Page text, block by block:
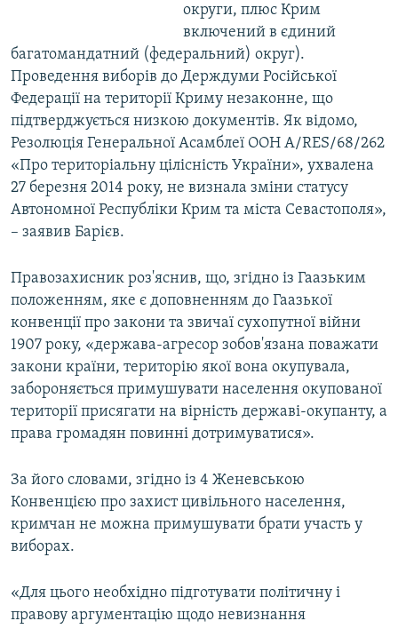
округи, плюс Крим
включений в єдиний
багатомандатний (федеральний) округ).
Проведення виборів до Держдуми Російської
Федерації на території Криму незаконне, що
підтверджується низкою документів. Як відомо,
Резолюція Генеральної Асамблеї ООН A/RES/68/262
«Про територіальну цілісність України», ухвалена
27 березня 2014 року, не визнала зміни статусу
Автономної Республіки Крим та міста Севастополя»,
– заявив Барієв.
Правозахисник роз'яснив, що, згідно із Гаазьким
положенням, яке є доповненням до Гаазької
конвенції про закони та звичаї сухопутної війни
1907 року, «держава-агресор зобов'язана поважати
закони країни, територію якої вона окупувала,
забороняється примушувати населення окупованої
території присягати на вірність державі-окупанту, а
права громадян повинні дотримуватися».
За його словами, згідно із 4 Женевською
Конвенцією про захист цивільного населення,
кримчан не можна примушувати брати участь у
виборах.
«Для цього необхідно підготувати політичну і
правову аргументацію щодо невизнання